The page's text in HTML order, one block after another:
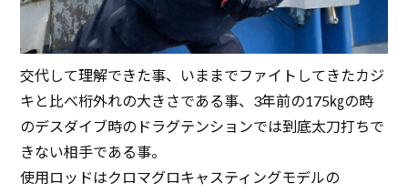
交代して理解できた事、いままでファイトしてきたカジ
キと比べ桁外れの大きさである事、3年前の175㎏の時
のデスダイブ時のドラグテンションでは到底太刀打ちで
きない相手である事。
使用ロッドはクロマグロキャスティングモデルの